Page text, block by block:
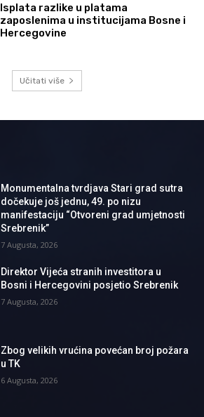
Isplata razlike u platama
zaposlenima u institucijama Bosne i
Hercegovine
Učitati više
Monumentalna tvrdjava Stari grad sutra
dočekuje još jednu, 49. po nizu
manifestaciju “Otvoreni grad umjetnosti
Srebrenik”
7 Augusta, 2026
Direktor Vijeća stranih investitora u
Bosni i Hercegovini posjetio Srebrenik
7 Augusta, 2026
Zbog velikih vrućina povećan broj požara
u TK
6 Augusta, 2026